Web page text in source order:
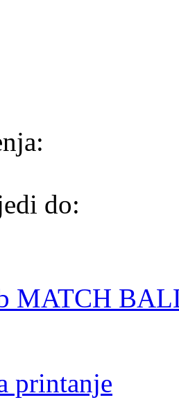
do:
MATCH
printanje